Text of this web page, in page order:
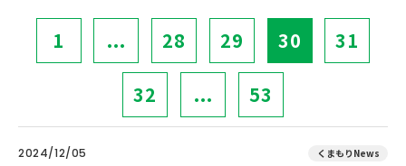
1 ... 28 29 30 31
32 ... 53
2024/12/05 くまもりNews